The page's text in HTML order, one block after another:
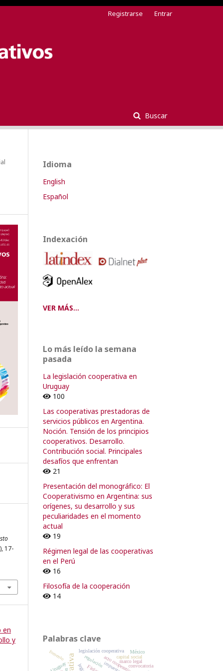
Buscar
Registrarse Entrar
17-
en
y
Idioma
English
Español
Indexación
VER MÁS...
Lo más leído la semana
pasada
La legislación cooperativa en
Uruguay
100
Las cooperativas prestadoras de
servicios públicos en Argentina.
Noción. Tensión de los principios
cooperativos. Desarrollo.
Contribución social. Principales
desafíos que enfrentan
21
Presentación del monográfico: El
Cooperativismo en Argentina: sus
orígenes, su desarrollo y sus
peculiaridades en el momento
actual
19
Régimen legal de las cooperativas
en el Perú
16
Filosofía de la cooperación
14
Palabras clave
acto cooperativo
legislación cooperativa
Uruguay regulación marco legal
capital social
fomento
convocatoria
impuestos
México